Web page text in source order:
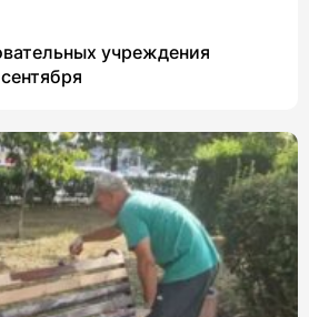
учреждения